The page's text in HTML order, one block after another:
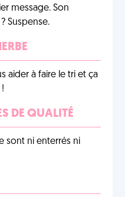
message. Son
Suspense.
aider à faire le tri et ça
DE QUALITÉ
sont ni enterrés ni